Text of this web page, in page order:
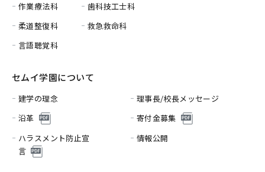
作業療法科
柔道整復科
言語聴覚科
歯科技工士科
救急救命科
セムイ学園について
建学の理念
理事長/校長メッセージ
沿革
寄付金募集
ハラスメント防止宣
言
情報公開